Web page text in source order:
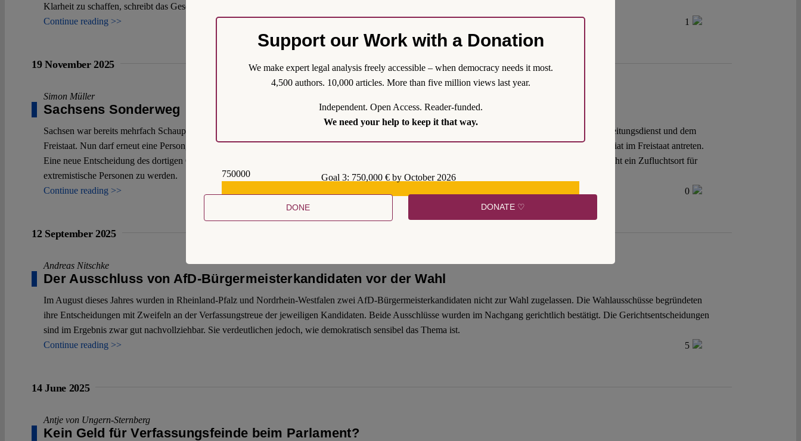
Klarheit zu schaffen, schreibt das Gesetz Widersprüche fest – ausgerechnet im Namen der wehrhaften Demokratie.
Continue reading >>
1
19 November 2025
Simon Müller
Sachsens Sonderweg
Sachsen war bereits mehrfach Schauplatz von gerichtlichen Auseinandersetzungen zwischen (rechtsextremen) Bewerber*innen zum juristischen Vorbereitungsdienst und dem
Freistaat. Nun darf erneut eine Person, die zuvor in einem anderen Bundesland aufgrund mangelnder Verfassungstreue abgelehnt wurde, das Referendariat im Freistaat antreten.
Eine neue Entscheidung des dortigen OVG zeigt auf, dass extremistische Bewerber*innen zukünftig kaum noch abgelehnt werden können. Sachsen droht ein Zufluchtsort für
extremistische Personen zu werden.
Continue reading >>
0
12 September 2025
Andreas Nitschke
Der Ausschluss von AfD-Bürgermeisterkandidaten vor der Wahl
Im August dieses Jahres wurden in Rheinland-Pfalz und Nordrhein-Westfalen zwei AfD-Bürgermeisterkandidaten nicht zur Wahl zugelassen. Die Wahlausschüsse begründeten
ihre Entscheidungen mit Zweifeln an der Verfassungstreue der jeweiligen Kandidaten. Beide Ausschlüsse wurden im Nachgang gerichtlich bestätigt. Die Gerichtsentscheidungen
sind im Ergebnis zwar gut nachvollziehbar. Sie verdeutlichen jedoch, wie demokratisch sensibel das Thema ist.
Continue reading >>
5
14 June 2025
Antje von Ungern-Sternberg
Kein Geld für Verfassungsfeinde beim Parlament?
Support our Work with a Donation
We make expert legal analysis freely accessible – when democracy needs it most.
4,500 authors. 10,000 articles. More than five million views last year.
Independent. Open Access. Reader-funded.
We need your help to keep it that way.
750000
Goal 3: 750,000 € by October 2026
DONE DONATE ♡